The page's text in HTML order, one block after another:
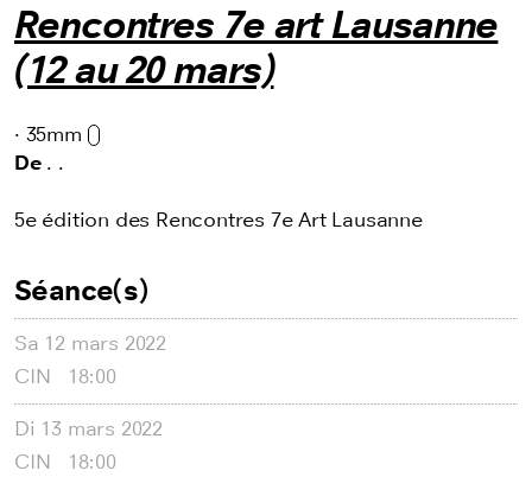
Rencontres 7e art Lausanne
(12 au 20 mars)
· 35mm
De. .
5e édition des Rencontres 7e Art Lausanne
Séance(s)
Sa 12 mars 2022
CIN
18:00
Di 13 mars 2022
CIN
18:00